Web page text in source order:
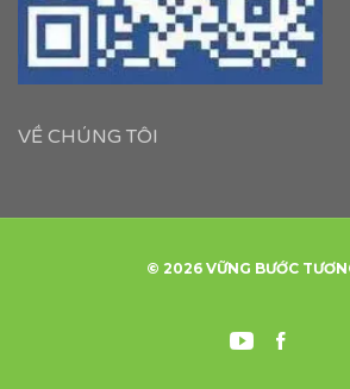
VỀ CHÚNG TÔI
© 2026 VỮNG BƯỚC
Youtube